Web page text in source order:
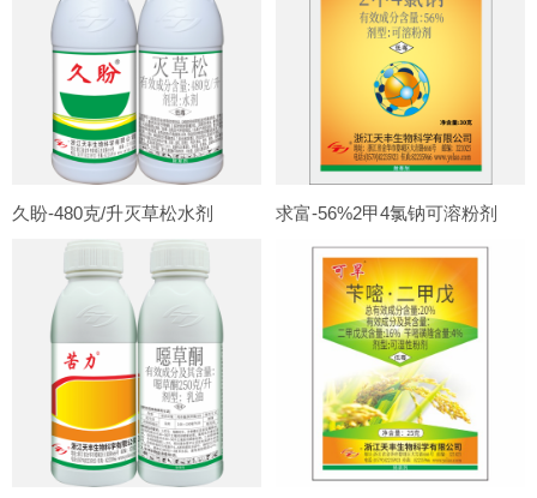
久盼-480克/升灭草松水剂 求富-56%2甲4氯钠可溶粉剂